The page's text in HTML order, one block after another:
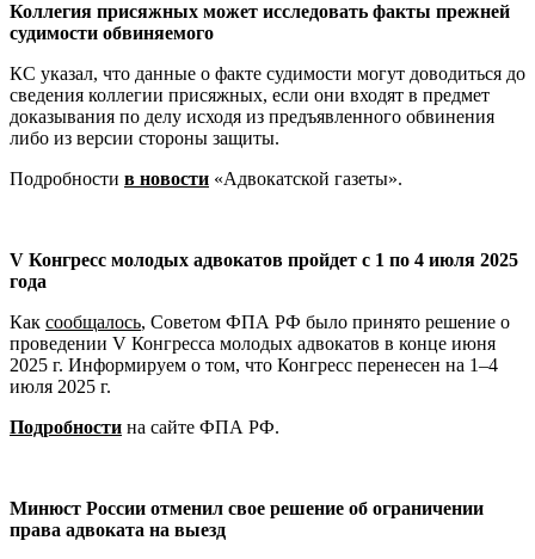
Коллегия присяжных может исследовать факты прежней
судимости обвиняемого
КС указал, что данные о факте судимости могут доводиться до
сведения коллегии присяжных, если они входят в предмет
доказывания по делу исходя из предъявленного обвинения
либо из версии стороны защиты.
Подробности в новости «Адвокатской газеты».
V Конгресс молодых адвокатов пройдет с 1 по 4 июля 2025
года
Как сообщалось, Советом ФПА РФ было принято решение о
проведении V Конгресса молодых адвокатов в конце июня
2025 г. Информируем о том, что Конгресс перенесен на 1–4
июля 2025 г.
Подробности на сайте ФПА РФ.
Минюст России отменил свое решение об ограничении
права адвоката на выезд